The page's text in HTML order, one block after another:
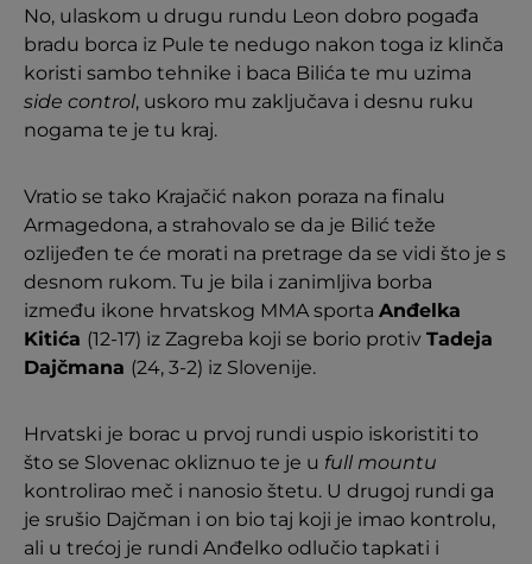
No, ulaskom u drugu rundu Leon dobro pogađa
bradu borca iz Pule te nedugo nakon toga iz klinča
koristi sambo tehnike i baca Bilića te mu uzima
side control, uskoro mu zaključava i desnu ruku
nogama te je tu kraj.
Vratio se tako Krajačić nakon poraza na finalu
Armagedona, a strahovalo se da je Bilić teže
ozlijeđen te će morati na pretrage da se vidi što je s
desnom rukom. Tu je bila i zanimljiva borba
između ikone hrvatskog MMA sporta Anđelka
Kitića (12-17) iz Zagreba koji se borio protiv Tadeja
Dajčmana (24, 3-2) iz Slovenije.
Hrvatski je borac u prvoj rundi uspio iskoristiti to
što se Slovenac okliznuo te je u full mountu
kontrolirao meč i nanosio štetu. U drugoj rundi ga
je srušio Dajčman i on bio taj koji je imao kontrolu,
ali u trećoj je rundi Anđelko odlučio tapkati i